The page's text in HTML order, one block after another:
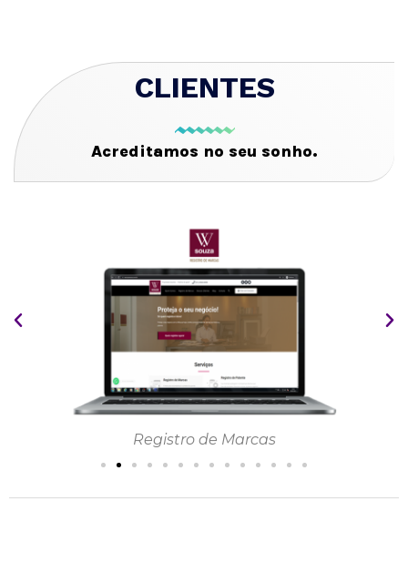
CLIENTES
Acreditamos no seu sonho.
Registro de Marcas